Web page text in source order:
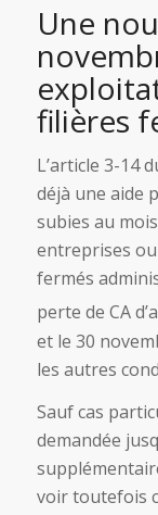
Une
filières
L’article 3-14
déjà une aide
subies au
entreprises ou
fermés
perte de CA
et le 30
les autres
Sauf cas
demandée
voir toutefois